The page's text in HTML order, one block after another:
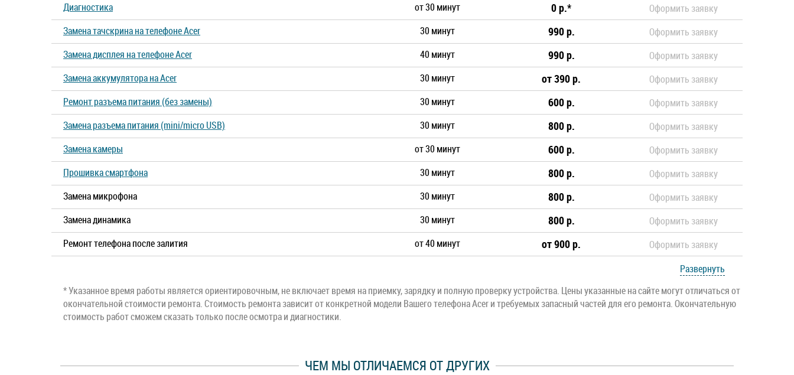
Диагностика
от 30 минут 0 р.*
Оформить заявку
Замена тачскрина на телефоне Acer
30 минут 990 р.
Оформить заявку
Замена дисплея на телефоне Acer
40 минут 990 р.
Оформить заявку
Замена аккумулятора на Acer
30 минут от 390 р.
Оформить заявку
Ремонт разъема питания (без замены)
30 минут 600 р.
Оформить заявку
Замена разъема питания (mini/micro USB)
30 минут 800 р.
Оформить заявку
Замена камеры
от 30 минут 600 р.
Оформить заявку
Прошивка смартфона
30 минут 800 р.
Оформить заявку
Замена микрофона
30 минут 800 р.
Оформить заявку
Замена динамика
30 минут 800 р.
Оформить заявку
Ремонт телефона после залития
от 40 минут от 900 р.
Оформить заявку
Развернуть
* Указанное время работы является ориентировочным, не включает время на приемку, зарядку и полную проверку устройства. Цены указанные на сайте могут отличаться от
окончательной стоимости ремонта. Стоимость ремонта зависит от конкретной модели Вашего телефона Acer и требуемых запасный частей для его ремонта. Окончательную
стоимость работ сможем сказать только после осмотра и диагностики.
ЧЕМ МЫ ОТЛИЧАЕМСЯ ОТ ДРУГИХ